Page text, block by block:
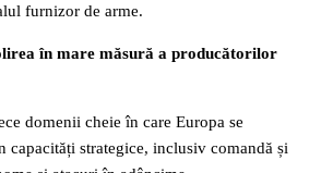
furnizor de arme.
în mare măsură a producătorilor
domenii cheie în care Europa se
capacități strategice, inclusiv comandă și